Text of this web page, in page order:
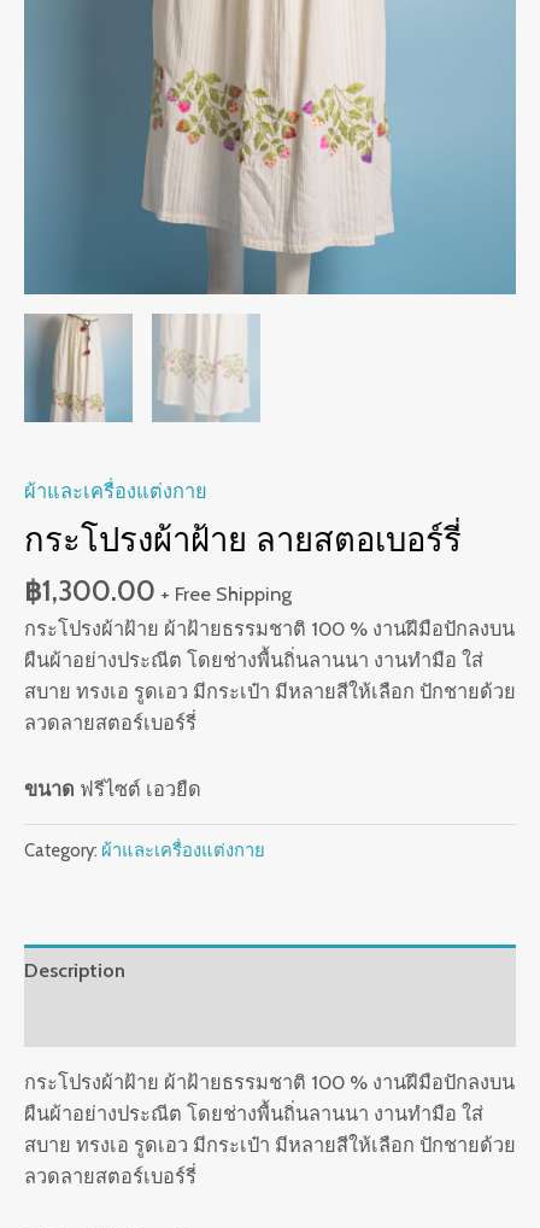
ผ้าและเครื่องแต่งกาย
กระโปรงผ้าฝ้าย ลายสตอเบอร์รี่
฿1,300.00 + Free Shipping
กระโปรงผ้าฝ้าย ผ้าฝ้ายธรรมชาติ 100 % งานฝีมือปักลงบน
ผืนผ้าอย่างประณีต โดยช่างพื้นถิ่นลานนา งานทำมือ ใส่
สบาย ทรงเอ รูดเอว มีกระเป๋า มีหลายสีให้เลือก ปักชายด้วย
ลวดลายสตอร์เบอร์รี่
ขนาด ฟรีไซต์ เอวยืด
Category: ผ้าและเครื่องแต่งกาย
Description
กระโปรงผ้าฝ้าย ผ้าฝ้ายธรรมชาติ 100 % งานฝีมือปักลงบน
ผืนผ้าอย่างประณีต โดยช่างพื้นถิ่นลานนา งานทำมือ ใส่
สบาย ทรงเอ รูดเอว มีกระเป๋า มีหลายสีให้เลือก ปักชายด้วย
ลวดลายสตอร์เบอร์รี่